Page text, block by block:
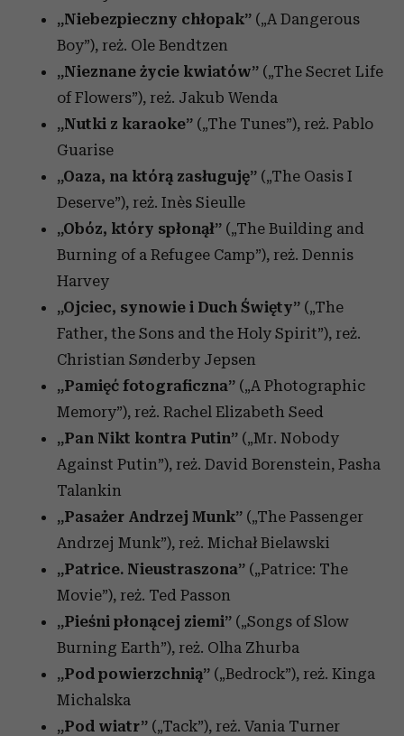
otrzymanymi od Ciebie lub uzyskanymi podczas
korzystania z ich usług.
„Niebezpieczny chłopak” („A Dangerous
Boy”), reż. Ole Bendtzen
„Nieznane życie kwiatów” („The Secret Life
of Flowers”), reż. Jakub Wenda
„Nutki z karaoke” („The Tunes”), reż. Pablo
Guarise
„Oaza, na którą zasługuję” („The Oasis I
Deserve”), reż. Inès Sieulle
„Obóz, który spłonął” („The Building and
Burning of a Refugee Camp”), reż. Dennis
Harvey
„Ojciec, synowie i Duch Święty” („The
Father, the Sons and the Holy Spirit”), reż.
Christian Sønderby Jepsen
„Pamięć fotograficzna” („A Photographic
Memory”), reż. Rachel Elizabeth Seed
„Pan Nikt kontra Putin” („Mr. Nobody
Against Putin”), reż. David Borenstein, Pasha
Talankin
„Pasażer Andrzej Munk” („The Passenger
Andrzej Munk”), reż. Michał Bielawski
„Patrice. Nieustraszona” („Patrice: The
Movie”), reż. Ted Passon
„Pieśni płonącej ziemi” („Songs of Slow
Burning Earth”), reż. Olha Zhurba
„Pod powierzchnią” („Bedrock”), reż. Kinga
Michalska
„Pod wiatr” („Tack”), reż. Vania Turner